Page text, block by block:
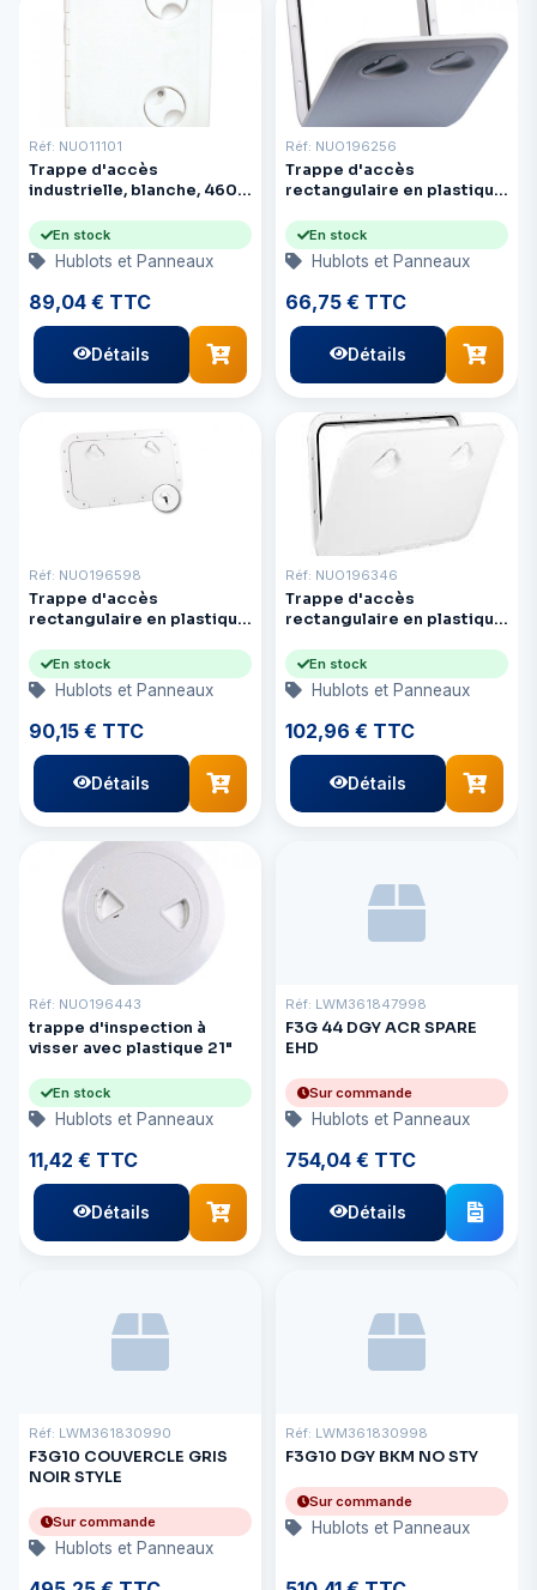
Réf: NUO11101
Trappe d'accès
industrielle, blanche, 460 x
En stock
Hublots et Panneaux
89,04 € TTC
Détails
Réf: NUO196256
Trappe d'accès
rectangulaire en plastique
606 mm
En stock
Hublots et Panneaux
66,75 € TTC
Détails
Réf: NUO196598
Trappe d'accès
rectangulaire en plastique
355 x 600 mm, avec
serrure
En stock
Hublots et Panneaux
90,15 € TTC
Détails
Réf: NUO196346
Trappe d'accès
rectangulaire en plastique
460 x 510 mm
En stock
Hublots et Panneaux
102,96 € TTC
Détails
Réf: NUO196443
trappe d'inspection à
visser avec plastique 21"
En stock
Hublots et Panneaux
11,42 € TTC
Détails
Réf: LWM361847998
F3G 44 DGY ACR SPARE
EHD
Sur commande
Hublots et Panneaux
754,04 € TTC
Détails
Réf: LWM361830990
F3G10 COUVERCLE GRIS
NOIR STYLE
Sur commande
Hublots et Panneaux
Réf: LWM361830998
F3G10 DGY BKM NO STY
Sur commande
Hublots et Panneaux